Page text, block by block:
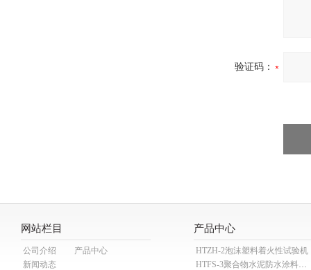
验证码：
网站栏目
公司介绍
产品中心
新闻动态
产品中心
HTZH-2泡沫塑料着火性试验机
HTFS-3聚合物水泥防水涂料分散机